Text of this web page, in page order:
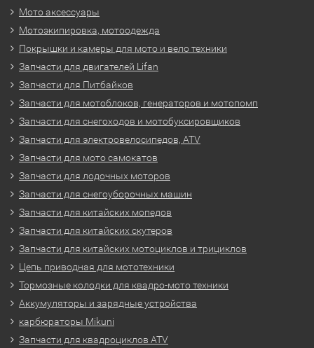
Мото аксессуары
Мотоэкипировка, мотоодежда
Покрышки и камеры для мото и вело техники
Запчасти для двигателей Lifan
Запчасти для Питбайков
Запчасти для мотоблоков, генераторов и мотопомп
Запчасти для снегоходов и мотобуксировщиков
Запчасти для электровелосипедов, ATV
Запчасти для мото самокатов
Запчасти для лодочных моторов
Запчасти для снегоуборочных машин
Запчасти для китайских мопедов
Запчасти для китайских скутеров
Запчасти для китайских мотоциклов и трициклов
Цепь приводная для мототехники
Тормозные колодки для квадро-мото техники
Аккумуляторы и зарядные устройства
карбюраторы Mikuni
Запчасти для квадроциклов ATV